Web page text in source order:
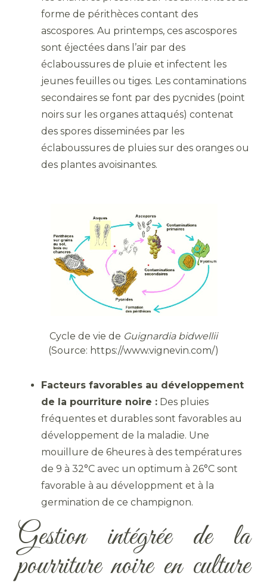
forme de périthèces contant des
ascospores. Au printemps, ces ascospores
sont éjectées dans l’air par des
éclaboussures de pluie et infectent les
jeunes feuilles ou tiges. Les contaminations
secondaires se font par des pycnides (point
noirs sur les organes attaqués) contenat
des spores disseminées par les
éclaboussures de pluies sur des oranges ou
des plantes avoisinantes.
Cycle de vie de Guignardia bidwellii
(Source: https://www.vignevin.com/)
Facteurs favorables au développement
de la pourriture noire : Des pluies
fréquentes et durables sont favorables au
développement de la maladie. Une
mouillure de 6heures à des températures
de 9 à 32°C avec un optimum à 26°C sont
favorable à au développment et à la
germination de ce champignon.
Gestion intégrée de la
pourriture noire en culture